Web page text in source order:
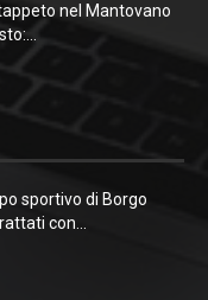
nel Mantovano
sportivo di Borgo
con...